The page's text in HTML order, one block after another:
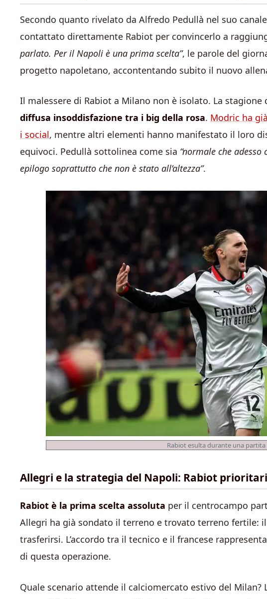
Secondo quanto rivelato da Alfredo Pedullà nel suo
contattato direttamente Rabiot per convincerlo a
parlato. Per il Napoli è una prima scelta”, le parole del
progetto napoletano, accontentando subito il nuovo
Il malessere di Rabiot a Milano non è isolato. La
diffusa insoddisfazione tra i big della rosa. Modric ha
i social, mentre altri elementi hanno manifestato il loro
equivoci. Pedullà sottolinea come sia “normale che
epilogo soprattutto che non è stato all’altezza”.
Rabiot esulta durante una partita
Allegri e la strategia del Napoli: Rabiot
Rabiot è la prima scelta assoluta per il centrocampo
Allegri ha già sondato il terreno e trovato terreno fertile:
trasferirsi. L’accordo tra il tecnico e il francese
di questa operazione.
Quale scenario attende il calciomercato estivo del